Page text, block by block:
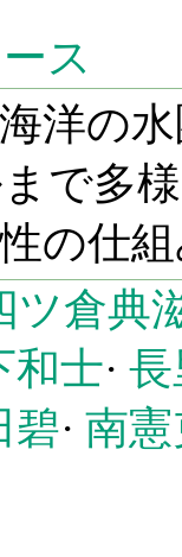
ス
洋の
で多
の仕
ツ倉典
和士·
碧· 南